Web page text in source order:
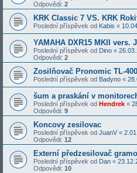
Odpovědi: 2
KRK Classic 7 VS. KRK
Poslední příspěvek od Kabis «
YAMAHA DXR15 MKII vers.
Poslední příspěvek od Dino «
Odpovědi: 2
Zosilňovač Pronomic TL-
Poslední příspěvek od Badyno «
šum a praskání v
Poslední příspěvek od Hendrek «
Odpovědi: 9
Koncovy zesilovac
Poslední příspěvek od JuanV «
Odpovědi: 12
Externí předzesilovač
Poslední příspěvek od Dan «
Odpovědi: 10